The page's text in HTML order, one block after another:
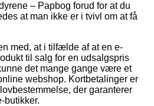
– Papbog forud for at du
at man ikke er i tvivl om at få
med, at i tilfælde af at en e-
til salg for en udsalgspris
det mange gange være et
webshop. Kortbetalinger er
der garanterer
butikker.